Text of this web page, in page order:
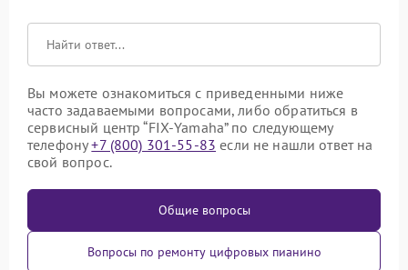
Вы можете ознакомиться с приведенными ниже
часто задаваемыми вопросами, либо обратиться в
сервисный центр “FIX-Yamaha” по следующему
телефону+7 (800) 301-55-83 если не нашли ответ на
свой вопрос.
Общие вопросы
Вопросы по ремонту цифровых пианино